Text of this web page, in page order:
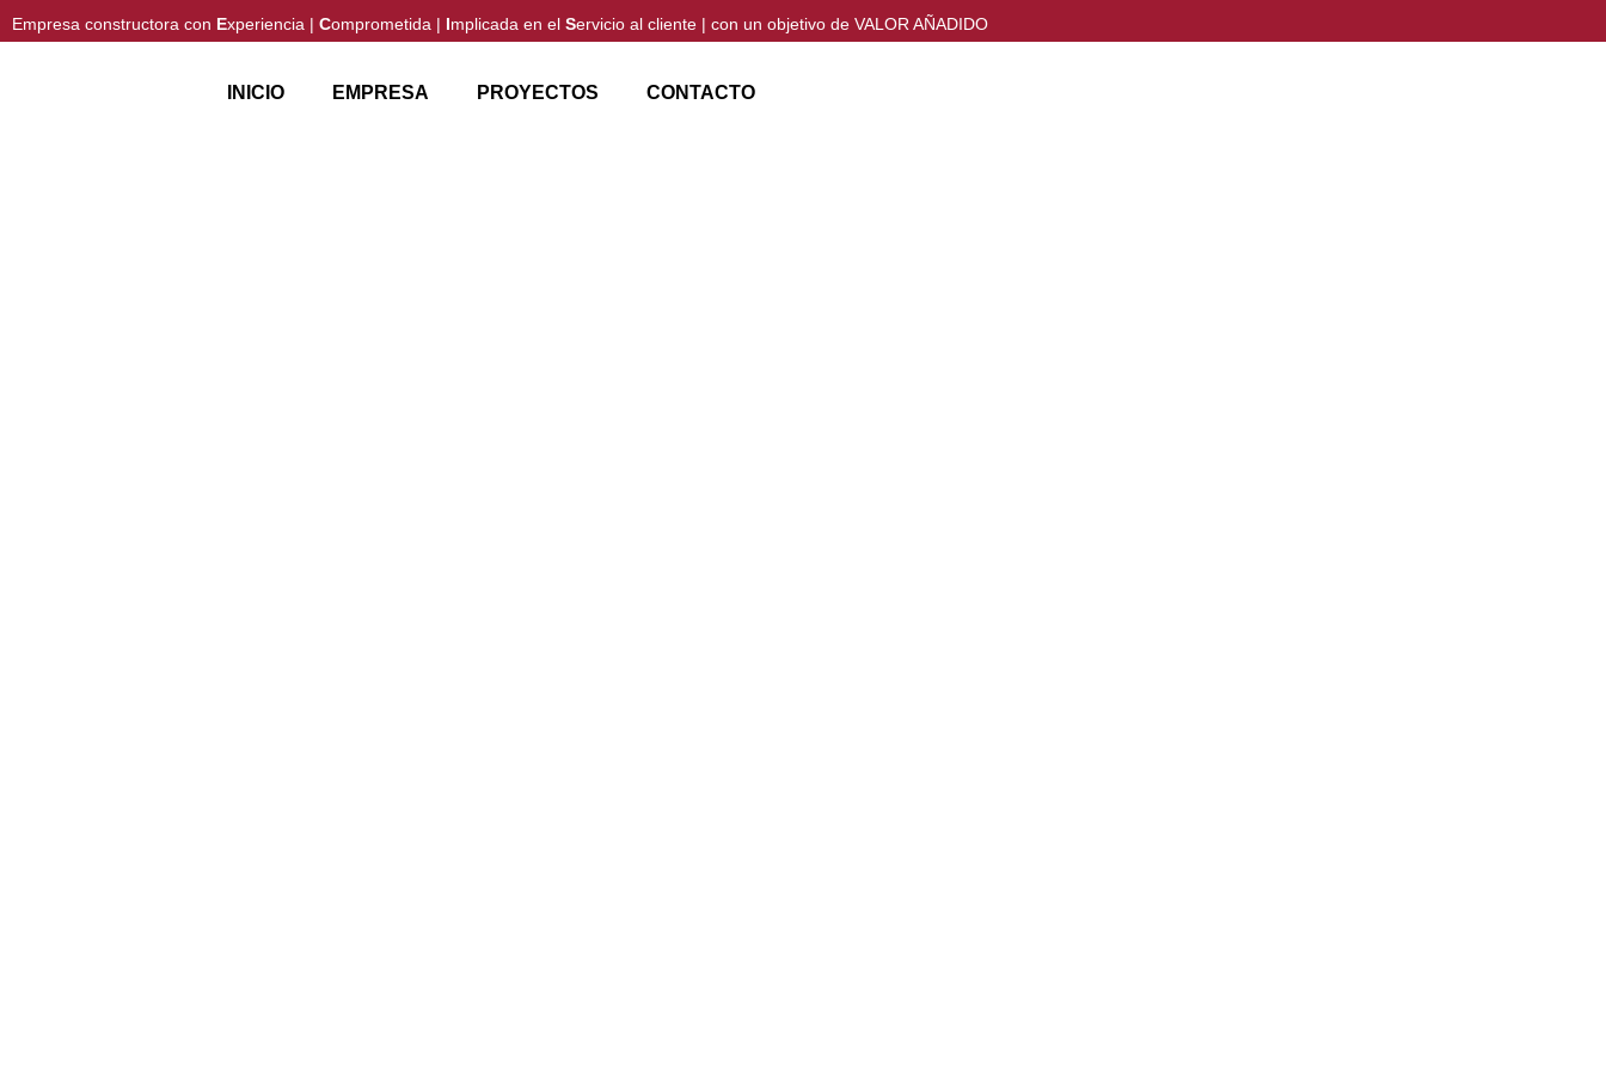
Empresa constructora con Experiencia | Comprometida | Implicada en el Servicio al cliente | con un objetivo de VALOR AÑADIDO
INICIO EMPRESA PROYECTOS CONTACTO